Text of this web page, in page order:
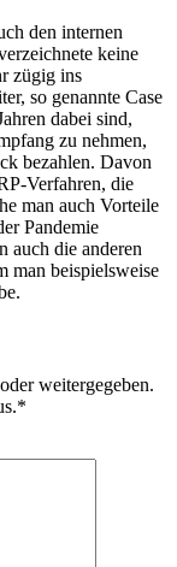
den internen
keine
zügig ins
so genannte Case
dabei sind,
zu nehmen,
bezahlen. Davon
Verfahren, die
man auch Vorteile
Pandemie
auch die anderen
man beispielsweise
weitergegeben.
*